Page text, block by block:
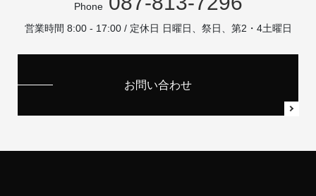
Phone
営業時間 8:00 - 17:00 / 定休日 日曜日、祭日、第2・4土曜日
お問い合わせ